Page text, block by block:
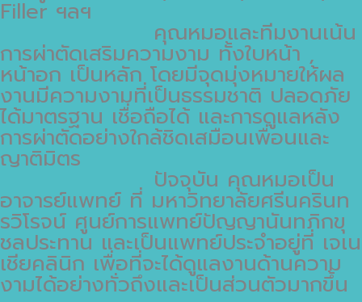
Filler ฯลฯ
คุณหมอและทีมงานเน้น
การผ่าตัดเสริมความงาม ทั้งใบหน้า ,
หน้าอก เป็นหลัก โดยมีจุดมุ่งหมายให้ผล
งานมีความงามที่เป็นธรรมชาติ ปลอดภัย
ได้มาตรฐาน เชื่อถือได้ และการดูแลหลัง
การผ่าตัดอย่างใกล้ชิดเสมือนเพื่อนและ
ญาติมิตร
ปัจจุบัน คุณหมอเป็น
อาจารย์แพทย์ ที่ มหาวิทยาลัยศรีนครินท
รวิโรจน์ ศูนย์การแพทย์ปัญญานันทภิกขุ
ชลประทาน และเป็นแพทย์ประจำอยู่ที่ เจเน
เชียคลินิก เพื่อที่จะได้ดูแลงานด้านความ
งามได้อย่างทั่วถึงและเป็นส่วนตัวมากขึ้น